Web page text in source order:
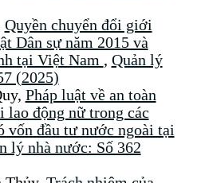
Quyền chuyển đổi giới
Dân sự năm 2015 và
tại Việt Nam , Quản lý
(2025)
Pháp luật về an toàn
lao động nữ trong các
vốn đầu tư nước ngoài tại
lý nhà nước: Số 362